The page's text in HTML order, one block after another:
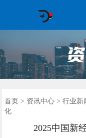
首页 > 资讯中心> 行业新
化
2025中国新